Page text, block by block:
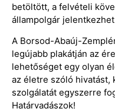
betöltött, a felvételi
állampolgár
A Borsod-Abaúj-
legújabb plakátján az
lehetőséget egy olyan
az életre szóló hivatást,
szolgálatát egyszerre
Határvadászok!